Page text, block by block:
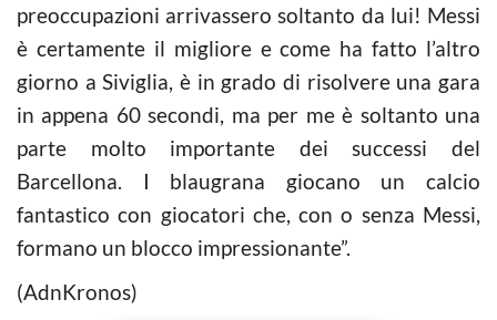
preoccupazioni arrivassero soltanto da lui! Messi
è certamente il migliore e come ha fatto l’altro
giorno a Siviglia, è in grado di risolvere una gara
in appena 60 secondi, ma per me è soltanto una
parte molto importante dei successi del
Barcellona. I blaugrana giocano un calcio
fantastico con giocatori che, con o senza Messi,
formano un blocco impressionante”.
(AdnKronos)